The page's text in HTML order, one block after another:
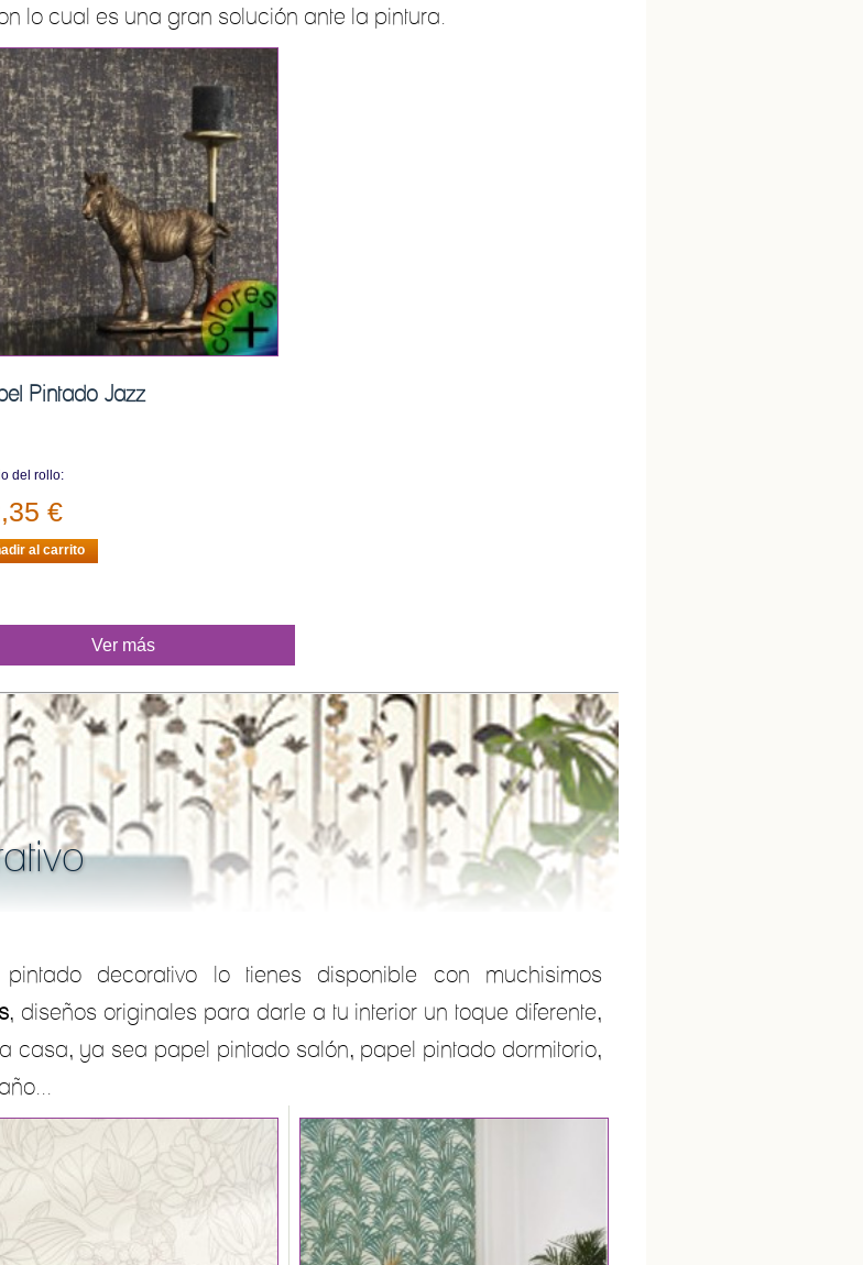
lo cual es una gran solución ante la pintura.
Pintado Jazz
del rollo:
€
al carrito
Ver más
decorativo lo tienes disponible con muchisimos
, diseños originales para darle a tu interior un toque diferente,
casa, ya sea papel pintado salón, papel pintado dormitorio,